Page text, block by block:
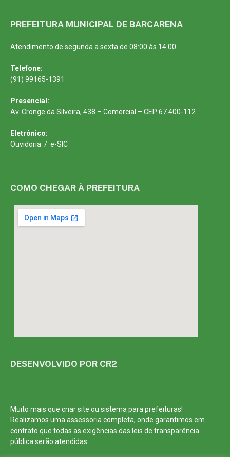
PREFEITURA MUNICIPAL DE BARCARENA
Atendimento de segunda a sexta de 08:00 às 14:00
Telefone:
(91) 99165-1391
Presencial:
Av. Cronge da Silveira, 438 – Comercial – CEP 67.400-112
Eletrônico:
Ouvidoria / e-SIC
COMO CHEGAR À PREFEITURA
DESENVOLVIDO POR CR2
Muito mais que criar site ou sistema para prefeituras!
Realizamos umaassessoriacompleta, onde garantimos em
contrato que todas as exigências das leis de transparência
públicaserão atendidas.